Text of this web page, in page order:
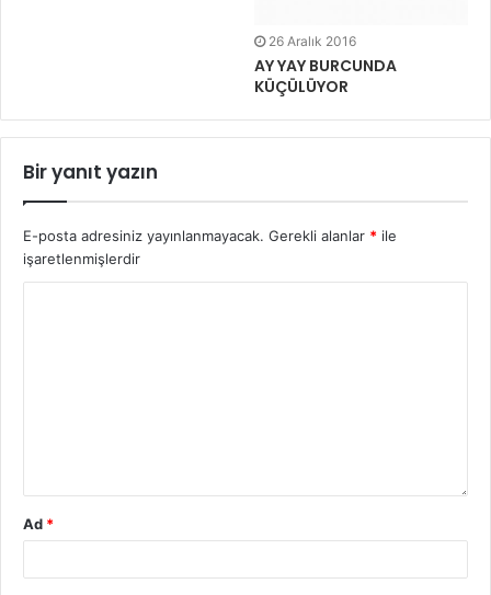
26 Aralık 2016
AY YAY BURCUNDA
KÜÇÜLÜYOR
Bir yanıt yazın
E-posta adresiniz yayınlanmayacak. Gerekli alanlar * ile
işaretlenmişlerdir
Ad *